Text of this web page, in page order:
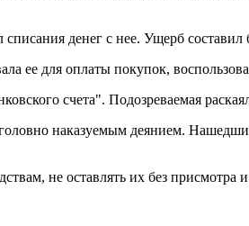
денег с нее. Ущерб составил
ее для оплаты покупок,
счета". Подозреваемая
наказуемым деянием.
не оставлять их без присмотра